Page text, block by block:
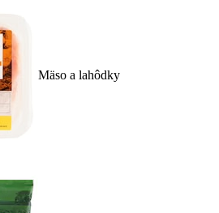
Mäso a lahôdky